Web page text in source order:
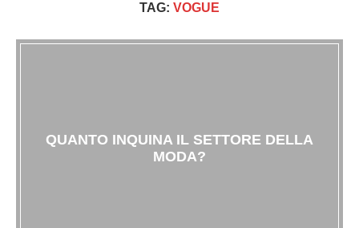
TAG: VOGUE
QUANTO INQUINA IL SETTORE DELLA
MODA?